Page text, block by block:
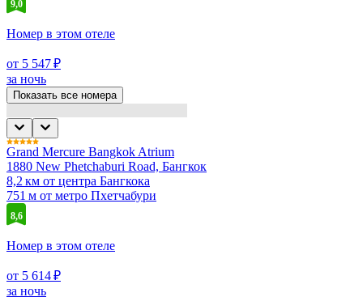
9,0
Номер в этом отеле
от 5 547 ₽
за ночь
Показать все номера
Grand Mercure Bangkok Atrium
1880 New Phetchaburi Road, Бангкок
8,2 км от центра Бангкока
751 м от метро Пхетчабури
8,6
Номер в этом отеле
от 5 614 ₽
за ночь